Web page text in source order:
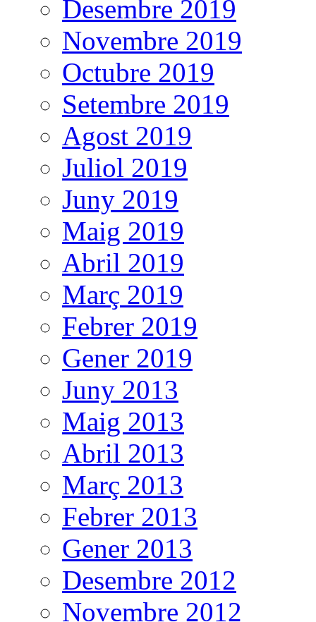
Desembre 2019
Novembre 2019
Octubre 2019
Setembre 2019
Agost 2019
Juliol 2019
Juny 2019
Maig 2019
Abril 2019
Març 2019
Febrer 2019
Gener 2019
Juny 2013
Maig 2013
Abril 2013
Març 2013
Febrer 2013
Gener 2013
Desembre 2012
Novembre 2012